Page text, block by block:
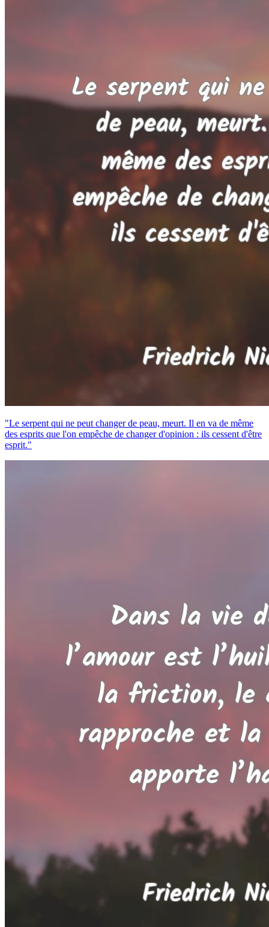
"Le serpent qui ne peut changer de peau, meurt. Il en va de même
des esprits que l'on empêche de changer d'opinion : ils cessent d'être
esprit."